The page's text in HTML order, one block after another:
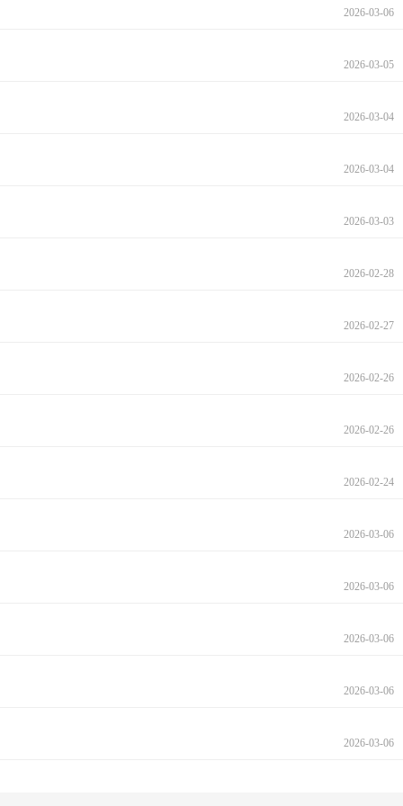
2026-03-06
2026-03-05
2026-03-04
2026-03-04
2026-03-03
2026-02-28
2026-02-27
2026-02-26
2026-02-26
2026-02-24
2026-03-06
2026-03-06
2026-03-06
2026-03-06
2026-03-06